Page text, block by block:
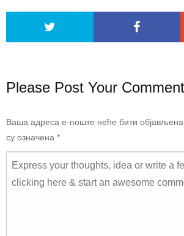
Please Post Your
Ваша адреса е-поште неће бити објављена.
су означена *